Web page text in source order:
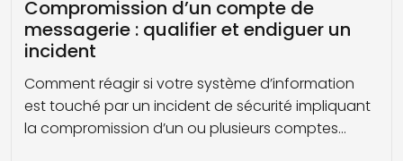
Compromission d’un compte de
messagerie : qualifier et endiguer un
incident
Comment réagir si votre système d’information
est touché par un incident de sécurité impliquant
la compromission d’un ou plusieurs comptes…